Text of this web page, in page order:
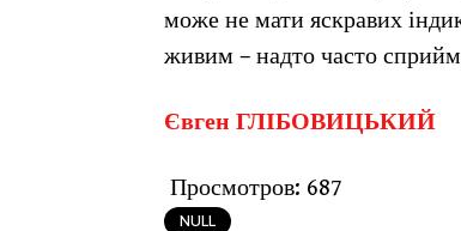
може не мати яскравих
живим – надто часто
Євген ГЛІБОВИЦЬКИЙ
Просмотров: 687
NULL